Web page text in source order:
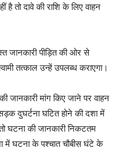
है तो दावे की राशि के लिए वाहन
जानकारी पीड़ित की ओर से
तत्काल उन्हें उपलब्ध कराएगा।
जानकारी मांग किए जाने पर वाहन
दुघर्टना घटित होने की दशा में
घटना की जानकारी निकटतम
में घटना के पश्चात चौबीस घंटे के